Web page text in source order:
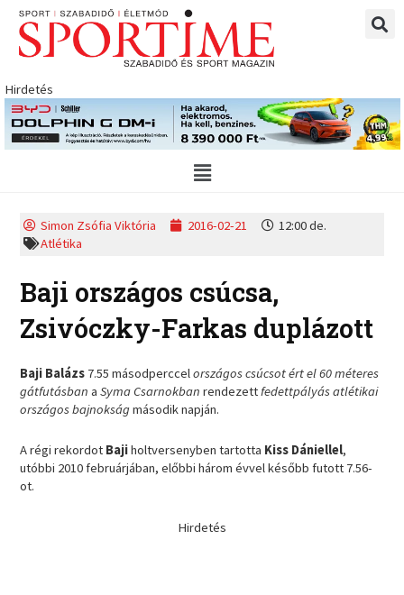
Skip
content
Hirdetés
Main
Menu
Simon Zsófia Viktória 2016-02-21
12:00 de.
Atlétika
Baji országos csúcsa,
Zsivóczky-Farkas duplázott
Baji Balázs 7.55 másodperccelországos csúcsot ért el 60 méteres
gátfutásban aSyma Csarnokban rendezettfedettpályás atlétikai
országos bajnokságmásodik napján.
A régi rekordot Bajiholtversenyben tartotta Kiss Dániellel,
utóbbi 2010 februárjában, előbbi három évvel később futott 7.56-
ot.
Hirdetés